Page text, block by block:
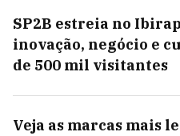
SP2B estreia no
inovação, negócio e
de 500 mil visitantes
Veja as marcas mais